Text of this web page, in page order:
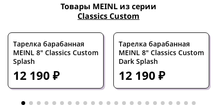
Товары MEINL из серии
Classics Custom
Тарелка барабанная
MEINL 8" Classics Custom
Splash
12 190 ₽
Тарелка барабанная
MEINL 8" Classics Custom
Dark Splash
12 190 ₽